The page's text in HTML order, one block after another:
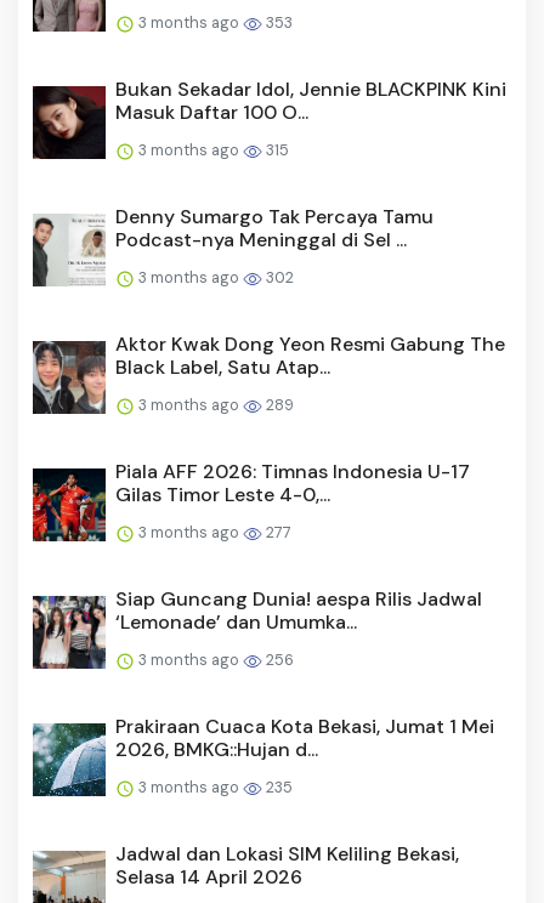
3 months ago 353
Bukan Sekadar Idol, Jennie BLACKPINK Kini
Masuk Daftar 100 O...
3 months ago 315
Denny Sumargo Tak Percaya Tamu
Podcast-nya Meninggal di Sel ...
3 months ago 302
Aktor Kwak Dong Yeon Resmi Gabung The
Black Label, Satu Atap...
3 months ago 289
Piala AFF 2026: Timnas Indonesia U-17
Gilas Timor Leste 4-0,...
3 months ago 277
Siap Guncang Dunia! aespa Rilis Jadwal
‘Lemonade’ dan Umumka...
3 months ago 256
Prakiraan Cuaca Kota Bekasi, Jumat 1 Mei
2026, BMKG::Hujan d...
3 months ago 235
Jadwal dan Lokasi SIM Keliling Bekasi,
Selasa 14 April 2026